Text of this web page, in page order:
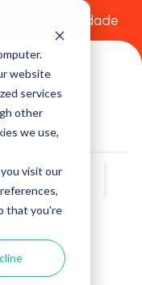
website
services
other
we use,
visit our
that you're
de Privacidade
Buscar